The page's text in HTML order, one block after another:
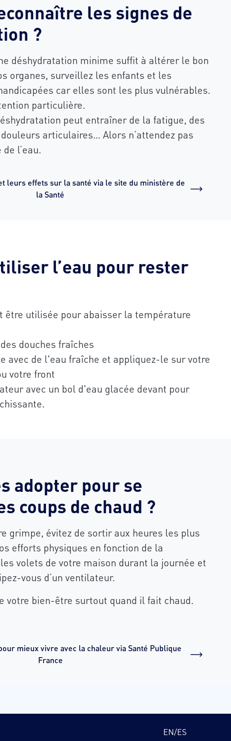
les signes de
?
déshydratation minime suffit à altérer le bon
organes, surveillez les enfants et les
car elles sont les plus vulnérables.
particulière.
peut entraîner de la fatigue, des
articulaires… Alors n’attendez pas
l’eau.
leurs effets sur la santé via le site du ministère de
la Santé
l’eau pour rester
être utilisée pour abaisser la température
douches fraîches
avec de l'eau fraîche et appliquez-le sur votre
votre front
avec un bol d'eau glacée devant pour
adopter pour se
coups de chaud ?
grimpe, évitez de sortir aux heures les plus
efforts physiques en fonction de la
volets de votre maison durant la journée et
vous d’un ventilateur.
votre bien-être surtout quand il fait chaud.
mieux vivre avec la chaleur via Santé Publique
France
EN/ES